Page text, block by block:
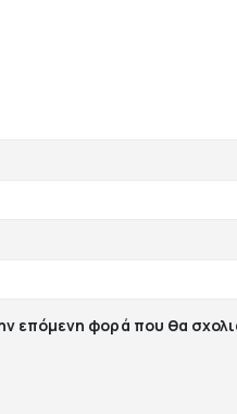
επόμενη φορά που θα